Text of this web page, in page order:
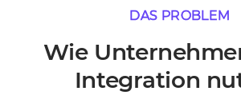
DAS PROBLEM
Wie
Integration